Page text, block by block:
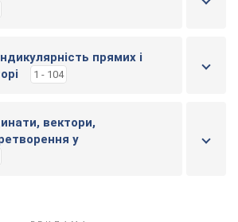
прямих і
1 - 104
вектори,
у